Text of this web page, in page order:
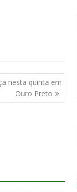
nesta quinta em
Ouro Preto